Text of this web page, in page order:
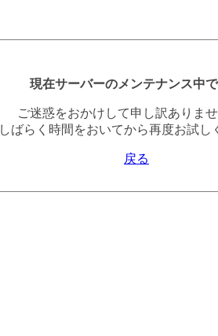
現在サーバーのメンテナンス中で
ご迷惑をおかけして申し訳ありませ
しばらく時間をおいてから再度お試し
戻る